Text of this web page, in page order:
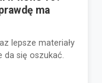
ma
lepsze materiały
da się oszukać.